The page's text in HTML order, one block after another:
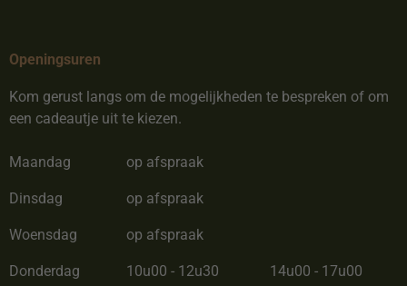
Openingsuren
Kom gerust langs om de mogelijkheden te bespreken of om
een cadeautje uit te kiezen.
Maandag op afspraak
Dinsdag op afspraak
Woensdag op afspraak
Donderdag 10u00 - 12u30 14u00 - 17u00